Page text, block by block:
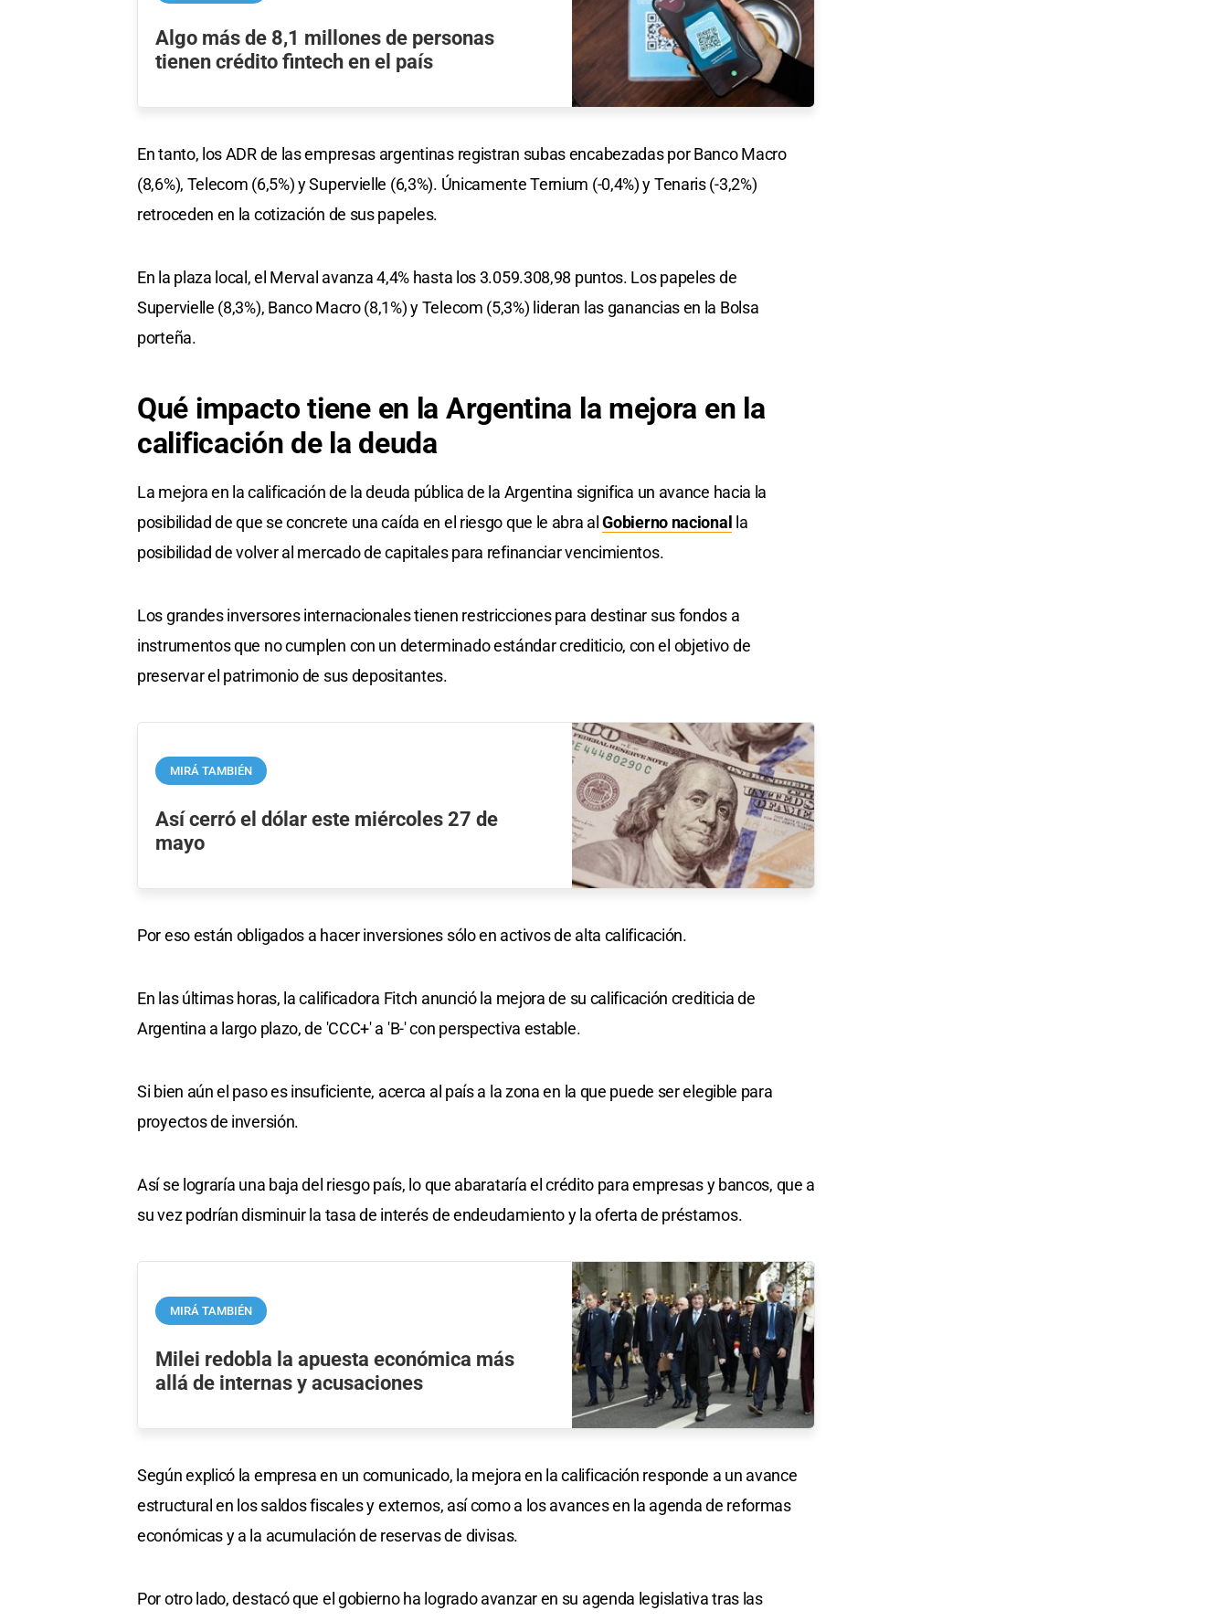
Algo más de 8,1 millones de personas
tienen crédito fintech en el país
En tanto, los ADR de las empresas argentinas registran subas encabezadas por Banco Macro
(8,6%), Telecom (6,5%) y Supervielle (6,3%). Únicamente Ternium (-0,4%) y Tenaris (-3,2%)
retroceden en la cotización de sus papeles.
En la plaza local, el Merval avanza 4,4% hasta los 3.059.308,98 puntos. Los papeles de
Supervielle (8,3%), Banco Macro (8,1%) y Telecom (5,3%) lideran las ganancias en la Bolsa
porteña.
Qué impacto tiene en la Argentina la mejora en la
calificación de la deuda
La mejora en la calificación de la deuda pública de la Argentina significa un avance hacia la
posibilidad de que se concrete una caída en el riesgo que le abra alGobierno nacional
la
posibilidad de volver al mercado de capitales para refinanciar vencimientos.
Los grandes inversores internacionales tienen restricciones para destinar sus fondos a
instrumentos que no cumplen con un determinado estándar crediticio, con el objetivo de
preservar el patrimonio de sus depositantes.
MIRÁ TAMBIÉN
Así cerró el dólar este miércoles 27 de
mayo
Por eso están obligados a hacer inversiones sólo en activos de alta calificación.
En las últimas horas, la calificadora Fitch anunció la mejora de su calificación crediticia de
Argentina a largo plazo, de 'CCC+' a 'B-' con perspectiva estable.
Si bien aún el paso es insuficiente, acerca al país a la zona en la que puede ser elegible para
proyectos de inversión.
Así se lograría una baja del riesgo país, lo que abarataría el crédito para empresas y bancos, que a
su vez podrían disminuir la tasa de interés de endeudamiento y la oferta de préstamos.
MIRÁ TAMBIÉN
Milei redobla la apuesta económica más
allá de internas y acusaciones
Según explicó la empresa en un comunicado, la mejora en la calificación responde a un avance
estructural en los saldos fiscales y externos, así como a los avances en la agenda de reformas
económicas y a la acumulación de reservas de divisas.
Por otro lado, destacó que el gobierno ha logrado avanzar en su agenda legislativa tras las